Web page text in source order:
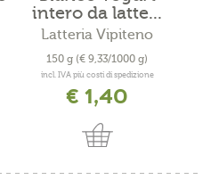
intero da latte...
Latteria Vipiteno
150 g (€ 9,33/1000 g)
incl. IVA più costi di spedizione
€ 1,40